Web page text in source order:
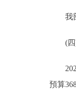
我部
(四)
2022
預算